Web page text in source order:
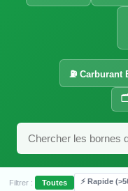
⛽ Carburant
Filtrer : Toutes ⚡ Rapide⚡